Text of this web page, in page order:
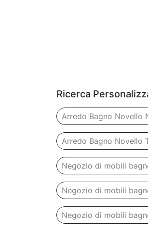
Ricerca
Arredo Bagno Novello
Arredo Bagno Novello
Negozio di mobili
Negozio di mobili
Negozio di mobili